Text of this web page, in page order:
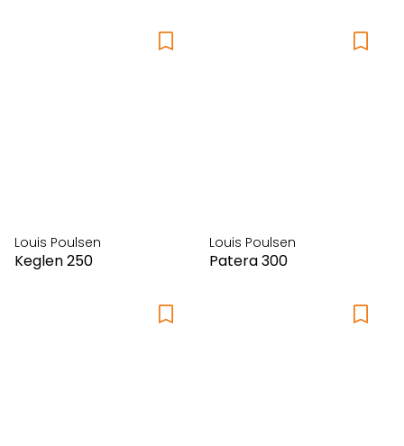
Louis Poulsen
Keglen 250
Louis Poulsen
Patera 300